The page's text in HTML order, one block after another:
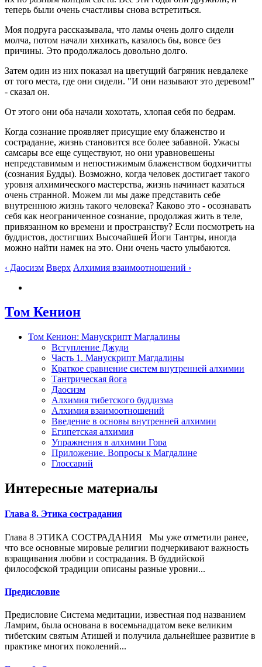
теперь были очень счастливы снова встретиться.
Моя подруга рассказывала, что ламы очень долго сидели
молча, потом начали хихикать, казалось бы, вовсе без
причины. Это продолжалось довольно долго.
Затем один из них показал на цветущий багряник невдалеке
от того места, где они сидели. "И они называют это деревом!"
- сказал он.
От этого они оба начали хохотать, хлопая себя по бедрам.
Когда сознание проявляет присущие ему блаженство и
сострадание, жизнь становится все более забавной. Ужасы
самсары все еще существуют, но они уравновешены
непредставимым и непостижимым блаженством бодхичитты
(сознания Будды). Возможно, когда человек достигает такого
уровня алхимического мастерства, жизнь начинает казаться
очень странной. Можем ли мы даже представить себе
внутреннюю жизнь такого человека? Каково это - осознавать
себя как неограниченное сознание, продолжая жить в теле,
привязанном ко времени и пространству? Если посмотреть на
буддистов, достигших Высочайшей Йоги Тантры, иногда
можно найти намек на это. Они очень часто улыбаются.
‹ Даосизм Вверх Алхимия взаимоотношений ›
Том Кенион
Том Кенион: Манускрипт Магдалины
Вступление Джуди
Часть 1. Манускрипт Магдалины
Краткое сравнение систем внутренней алхимии
Тантрическая йога
Даосизм
Алхимия тибетского буддизма
Алхимия взаимоотношений
Введение в основы внутренней алхимии
Египетская алхимия
Упражнения в алхимии Гора
Приложение. Вопросы к Магдалине
Глоссарий
Интересные материалы
Глава 8. Этика сострадания
Глава 8 ЭТИКА СОСТРАДАНИЯ Мы уже отметили ранее,
что все основные мировые религии подчеркивают важность
взращивания любви и сострадания. В буддийской
философской традиции описаны разные уровни...
Предисловие
Предисловие Система медитации, известная под названием
Ламрим, была основана в восемьнадцатом веке великим
тибетским святым Атишей и получила дальнейшее развитие в
практике многих поколений...